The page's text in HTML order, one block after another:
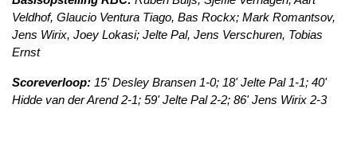
Veldhof, Glaucio Ventura Tiago, Bas Rockx; Mark Romantsov,
Jens Wirix, Joey Lokasi; Jelte Pal, Jens Verschuren, Tobias
Ernst
Scoreverloop: 15' Desley Bransen 1-0; 18' Jelte Pal 1-1; 40'
Hidde van der Arend 2-1; 59' Jelte Pal 2-2; 86' Jens Wirix 2-3